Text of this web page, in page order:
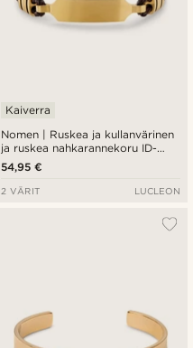
Nomen | Ruskea ja kullanvärinen
ja ruskea nahkarannekoru ID-
levyllä
Kaiverra
54,95 €
2 VÄRIT LUCLEON